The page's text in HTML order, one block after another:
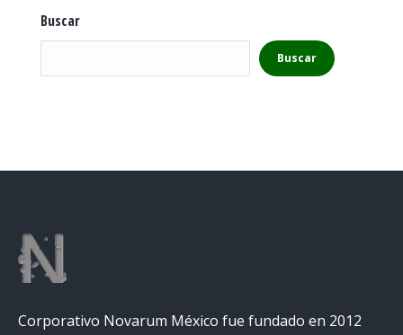
Buscar
Buscar
Corporativo Novarum México fue fundado en 2012